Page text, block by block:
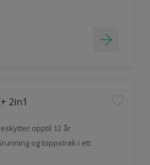
2in1
opptil 12 år
og toppstrøk i ett